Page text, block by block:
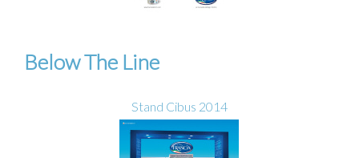
Below The Line
Stand Cibus 2014